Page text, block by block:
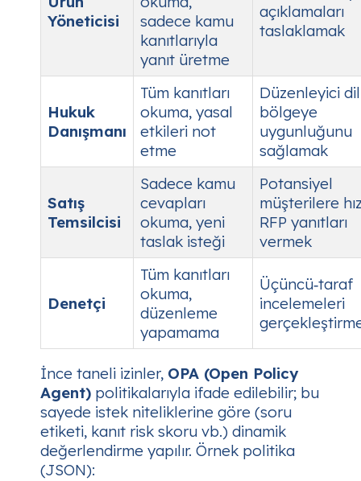
Yöneticisi
sadece kamu
kanıtlarıyla
yanıt üretme
açıklamaları
taslaklamak
Hukuk
Danışmanı
Tüm kanıtları
okuma, yasal
etkileri not
etme
Düzenleyici
bölgeye
uygunluğunu
sağlamak
Satış
Temsilcisi
Sadece kamu
cevapları
okuma, yeni
taslak isteği
Potansiyel
müşterilere
RFP yanıtları
vermek
Denetçi
Tüm kanıtları
okuma,
düzenleme
yapamama
Üçüncü‑taraf
incelemeleri
İnce taneli izinler, OPA (Open Policy
Agent) politikalarıyla ifade edilebilir; bu
sayede istek niteliklerine göre (soru
etiketi, kanıt risk skoru vb.) dinamik
değerlendirme yapılır. Örnek politika
(JSON):